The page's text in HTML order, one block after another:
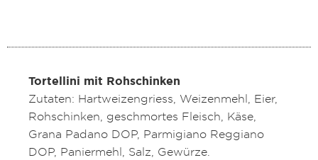
Tortellini mit Rohschinken
Zutaten: Hartweizengriess, Weizenmehl, Eier,
Rohschinken, geschmortes Fleisch, Käse,
Grana Padano DOP, Parmigiano Reggiano
DOP, Paniermehl, Salz, Gewürze.